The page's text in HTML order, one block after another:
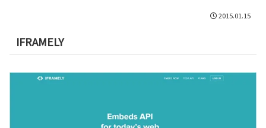
2015.01.15
IFRAMELY